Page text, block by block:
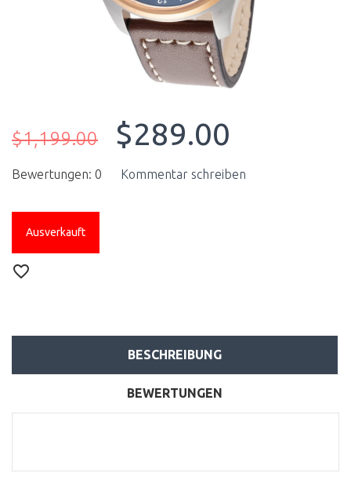
$1,199.00 $289.00
Bewertungen: 0 Kommentar schreiben
Ausverkauft
BESCHREIBUNG
BEWERTUNGEN